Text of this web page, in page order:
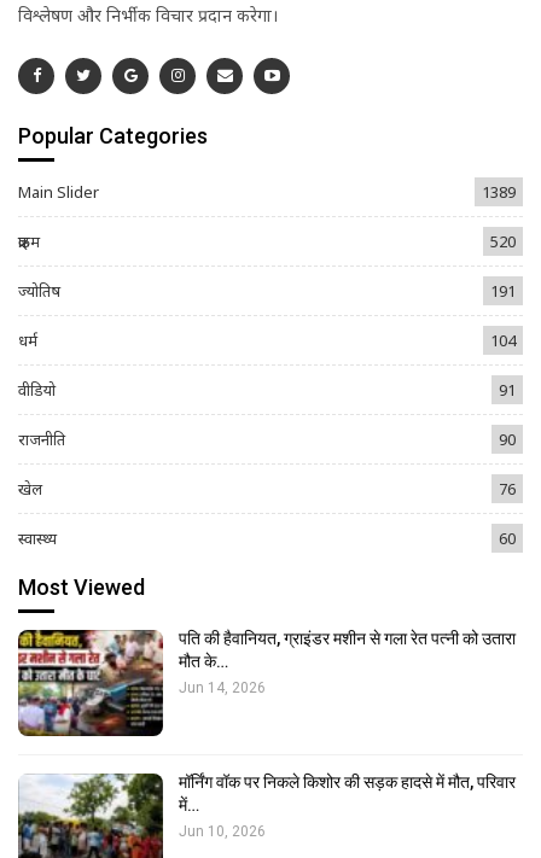
विश्लेषण और निर्भीक विचार प्रदान करेगा।
Popular Categories
Main Slider 1389
क्राइम 520
ज्योतिष 191
धर्म 104
वीडियो 91
राजनीति 90
खेल 76
स्वास्थ्य 60
Most Viewed
पति की हैवानियत, ग्राइंडर मशीन से गला रेत पत्नी को उतारा
मौत के…
Jun 14, 2026
मॉर्निंग वॉक पर निकले किशोर की सड़क हादसे में मौत, परिवार
में…
Jun 10, 2026